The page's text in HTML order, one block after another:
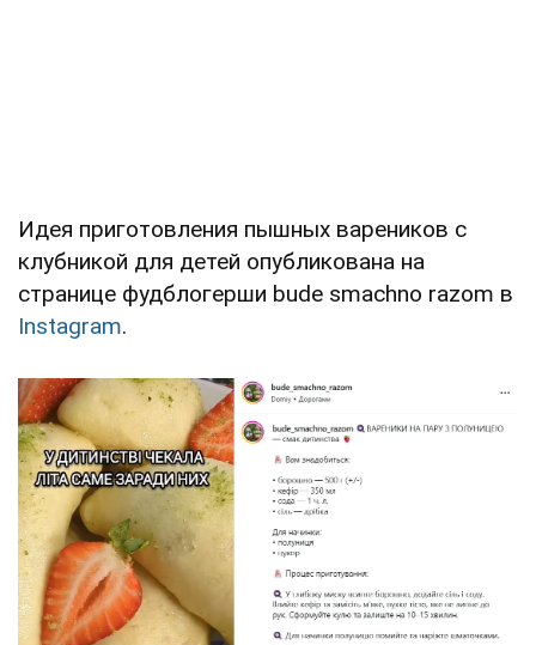
Идея приготовления пышных вареников с
клубникой для детей опубликована на
странице фудблогерши bude smachno razom в
Instagram.